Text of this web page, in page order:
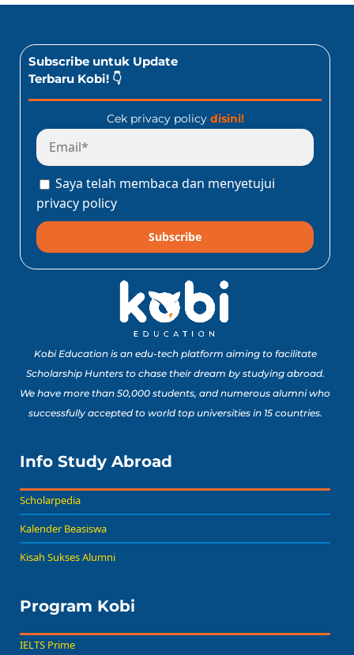
Subscribe untuk Update
Terbaru Kobi! 👇
Cek privacy policy disini!
Saya telah membaca dan menyetujui
privacy policy
Subscribe
Kobi Education is an edu-tech platform aiming to facilitate
Scholarship Hunters to chase their dream by studying abroad.
We have more than 50,000 students, and numerous alumni who
successfully accepted to world top universities in 15 countries.
Info Study Abroad
Scholarpedia
Kalender Beasiswa
Kisah Sukses Alumni
Program Kobi
IELTS Prime